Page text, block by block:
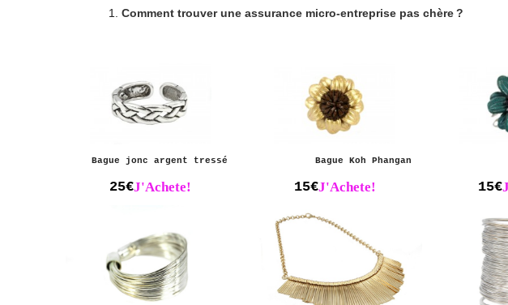
Comment trouver une assurance micro-entreprise pas chère ?
Bague jonc argent tressé
25€J'Achete!
Bague Koh Phangan
15€J'Achete! 15€